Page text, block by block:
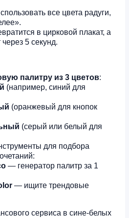
все цвета радуги,
в цирковой плакат, а
через 5 секунд.
палитру из 3 цветов:
(например, синий для
(оранжевый для кнопок
(серый или белый для
для подбора
— генератор палитр за 1
— ищите трендовые
сервиса в сине-белых